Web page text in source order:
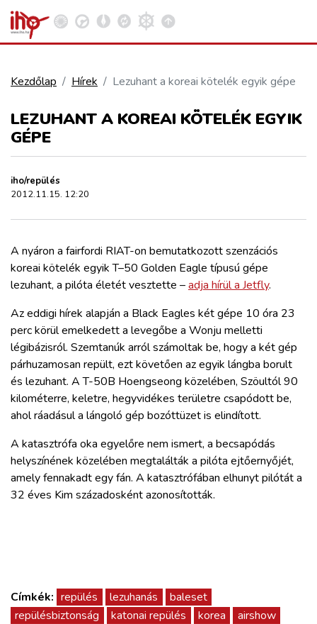
REPÜLÉS
ELLÁTÁSI LÁNC
ZÖLDÚT
HAJÓZÁS
BLOG
ARCHÍVUM
WEBSHOP
Kezdőlap Hírek Lezuhant a koreai kötelék egyik gépe
LEZUHANT A KOREAI KÖTELÉK EGYIK
GÉPE
iho/repülés
2012.11.15. 12:20
A nyáron a fairfordi RIAT-on bemutatkozott szenzációs
koreai kötelék egyik T–50 Golden Eagle típusú gépe
lezuhant, a pilóta életét vesztette –adja hírül a Jetfly.
Az eddigi hírek alapján a Black Eagles két gépe 10 óra 23
perc körül emelkedett a levegőbe a Wonju melletti
légibázisról. Szemtanúk arról számoltak be, hogy a két gép
párhuzamosan repült, ezt követően az egyik lángba borult
és lezuhant. A T-50B Hoengseong közelében, Szöultól 90
kilométerre, keletre, hegyvidékes területre csapódott be,
ahol ráadásul a lángoló gép bozóttüzet is elindított.
A katasztrófa oka egyelőre nem ismert, a becsapódás
helyszínének közelében megtalálták a pilóta ejtőernyőjét,
amely fennakadt egy fán. A katasztrófában elhunyt pilótát a
32 éves Kim századosként azonosították.
Címkék: repülés lezuhanás
baleset
repülésbiztonság
katonai repülés korea
airshow